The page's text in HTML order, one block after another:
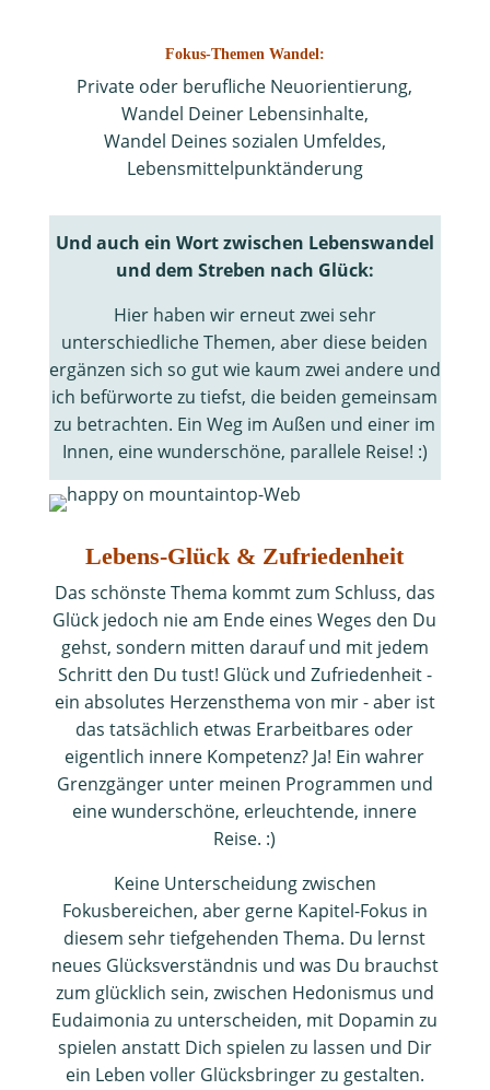
Fokus-Themen Wandel:
Private oder berufliche Neuorientierung,
Wandel Deiner Lebensinhalte,
Wandel Deines sozialen Umfeldes,
Lebensmittelpunktänderung
Und auch ein Wort zwischen Lebenswandel
und dem Streben nach Glück:
Hier haben wir erneut zwei sehr
unterschiedliche Themen, aber diese beiden
ergänzen sich so gut wie kaum zwei andere und
ich befürworte zu tiefst, die beiden gemeinsam
zu betrachten. Ein Weg im Außen und einer im
Innen, eine wunderschöne, parallele Reise! :)
Lebens-Glück & Zufriedenheit
Das schönste Thema kommt zum Schluss, das
Glück jedoch nie am Ende eines Weges den Du
gehst, sondern mitten darauf und mit jedem
Schritt den Du tust! Glück und Zufriedenheit -
ein absolutes Herzensthema von mir - aber ist
das tatsächlich etwas Erarbeitbares oder
eigentlich innere Kompetenz? Ja! Ein wahrer
Grenzgänger unter meinen Programmen und
eine wunderschöne, erleuchtende, innere
Reise. :)
Keine Unterscheidung zwischen
Fokusbereichen, aber gerne Kapitel-Fokus in
diesem sehr tiefgehenden Thema. Du lernst
neues Glücksverständnis und was Du brauchst
zum glücklich sein, zwischen Hedonismus und
Eudaimonia zu unterscheiden, mit Dopamin zu
spielen anstatt Dich spielen zu lassen und Dir
ein Leben voller Glücksbringer zu gestalten.